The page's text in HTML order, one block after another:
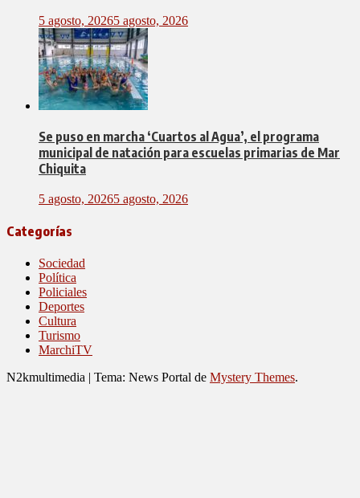
5 agosto, 20265 agosto, 2026
Se puso en marcha ‘Cuartos al Agua’, el programa
municipal de natación para escuelas primarias de Mar
Chiquita
5 agosto, 20265 agosto, 2026
Categorías
Sociedad
Política
Policiales
Deportes
Cultura
Turismo
MarchiTV
N2kmultimedia | Tema: News Portal de Mystery Themes.